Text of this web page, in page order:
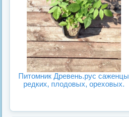
Питомник Древень.рус саженцы
редких, плодовых, ореховых.